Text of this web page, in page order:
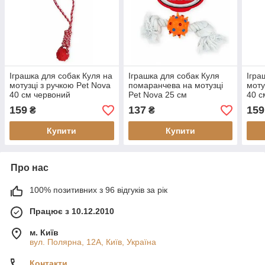
Іграшка для собак Куля на
мотузці з ручкою Pet Nova
40 см червоний
159 ₴
Купити
Іграшка для собак Куля
помаранчева на мотузці
Pet Nova 25 см
137₴
Купити
40
159
Про нас
100% позитивних з 96 відгуків за рік
Працює з 10.12.2010
м. Київ
вул. Полярна, 12А, Київ, Україна